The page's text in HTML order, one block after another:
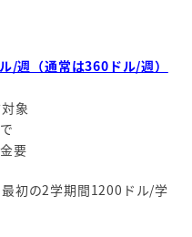
週（通常は360ドル/週）
象
要
初の2学期間1200ドル/学